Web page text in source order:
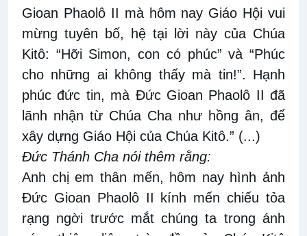
Gioan Phaolô II mà hôm nay Giáo Hội vui
mừng tuyên bố, hệ tại lời này của Chúa
Kitô: “Hỡi Simon, con có phúc” và “Phúc
cho những ai không thấy mà tin!”. Hạnh
phúc đức tin, mà Đức Gioan Phaolô II đã
lãnh nhận từ Chúa Cha như hồng ân, để
xây dựng Giáo Hội của Chúa Kitô.” (...)
Đức Thánh Cha nói thêm rằng:
Anh chị em thân mến, hôm nay hình ảnh
Đức Gioan Phaolô II kính mến chiếu tỏa
rạng ngời trước mắt chúng ta trong ánh